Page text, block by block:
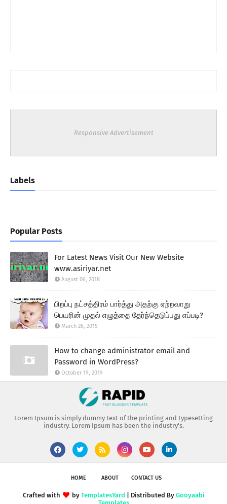
Responsive Advertisement
Labels
Popular Posts
For Latest News Visit Our New Website
www.asiriyar.net
August 06, 2018
பிறப்பு நட்சத்திரம் பார்த்து அதற்கு ஏற்றவாறு
பெயரின் முதல் எழுத்தை தேர்ந்தெடுப்பது எப்படி?
March 26, 2015
How to change administrator email and
Password in WordPress?
October 19, 2019
Lorem Ipsum is simply dummy text of the printing and typesetting
industry. Lorem Ipsum has been the industry's.
HOME ABOUT CONTACT US
Crafted with by TemplatesYard | Distributed By Gooyaabi